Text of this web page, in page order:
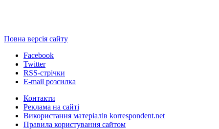
Повна версія сайту
Facebook
Twitter
RSS-стрічки
E-mail розсилка
Контакти
Реклама на сайті
Використання матеріалів korrespondent.net
Правила користування сайтом